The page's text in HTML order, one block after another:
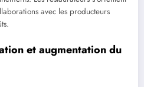
avec les producteurs
et augmentation du